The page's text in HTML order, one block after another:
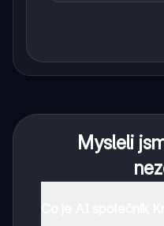
Mysleli